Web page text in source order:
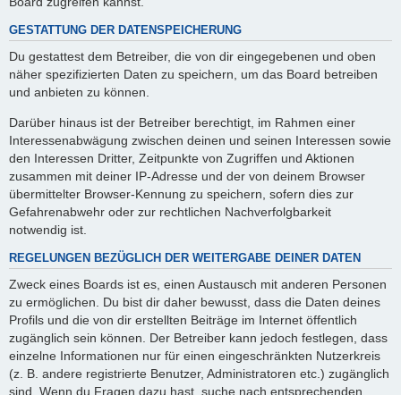
GESTATTUNG DER DATENSPEICHERUNG
Du gestattest dem Betreiber, die von dir eingegebenen und oben
näher spezifizierten Daten zu speichern, um das Board betreiben
und anbieten zu können.
Darüber hinaus ist der Betreiber berechtigt, im Rahmen einer
Interessenabwägung zwischen deinen und seinen Interessen sowie
den Interessen Dritter, Zeitpunkte von Zugriffen und Aktionen
zusammen mit deiner IP-Adresse und der von deinem Browser
übermittelter Browser-Kennung zu speichern, sofern dies zur
Gefahrenabwehr oder zur rechtlichen Nachverfolgbarkeit
notwendig ist.
REGELUNGEN BEZÜGLICH DER WEITERGABE DEINER DATEN
Zweck eines Boards ist es, einen Austausch mit anderen Personen
zu ermöglichen. Du bist dir daher bewusst, dass die Daten deines
Profils und die von dir erstellten Beiträge im Internet öffentlich
zugänglich sein können. Der Betreiber kann jedoch festlegen, dass
einzelne Informationen nur für einen eingeschränkten Nutzerkreis
(z. B. andere registrierte Benutzer, Administratoren etc.) zugänglich
sind. Wenn du Fragen dazu hast, suche nach entsprechenden